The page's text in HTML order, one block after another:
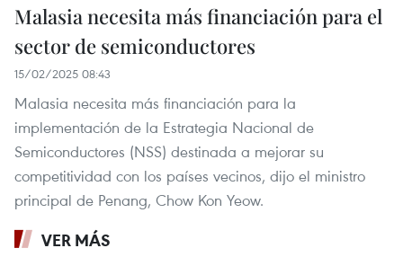
Malasia necesita más financiación para el
sector de semiconductores
15/02/2025 08:43
Malasia necesita más financiación para la
implementación de la Estrategia Nacional de
Semiconductores (NSS) destinada a mejorar su
competitividad con los países vecinos, dijo el ministro
principal de Penang, Chow Kon Yeow.
VER MÁS